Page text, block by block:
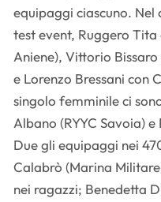
equipaggi ciascuno.
test event, Ruggero
Aniene), Vittorio
e Lorenzo Bressani con
singolo femminile ci
Albano (RYYC Savoia)
Due gli equipaggi nei
Calabrò (Marina
nei ragazzi; Benedetta